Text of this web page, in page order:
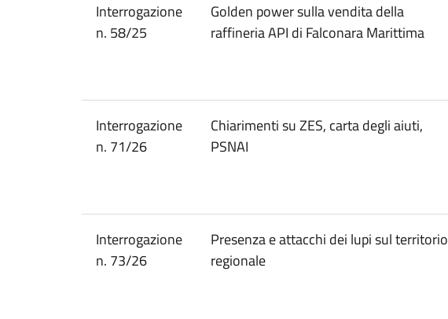
Interrogazione
n. 58/25
Golden power sulla vendita della
raffineria API di Falconara Marittima
Interrogazione
n. 71/26
Chiarimenti su ZES, carta degli aiuti,
PSNAI
Interrogazione
n. 73/26
Presenza e attacchi dei lupi sul territorio
regionale